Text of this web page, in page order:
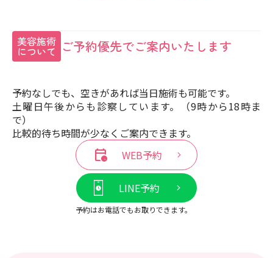
美容施術
について ご予約優先でご案内いたします
予約なしでも、空きがあれば当日施術も可能です。
土曜日午後からも診察しています。（9時から18時ま
で）
比較的待ち時間が少なくご案内できます。
calendar_clock WEB予約
LINE予約
予約はお電話でもお取りできます。